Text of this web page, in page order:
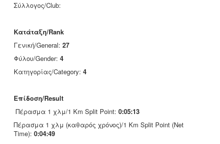
Σύλλογος/Club:
Κατάταξη/Rank
Γενική/General: 27
Φύλου/Gender: 4
Κατηγορίας/Category: 4
Επίδοση/Result
Πέρασμα 1 χλμ/1 Km Split Point: 0:05:13
Πέρασμα 1 χλμ (καθαρός χρόνος)/1 Km Split Point (Net
Time): 0:04:49